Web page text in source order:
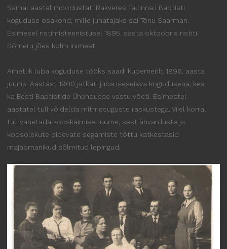
Samal aastal moodustati Rakveres Tallinna I Baptisti
koguduse osakond, mille juhatajaks sai Tõnu Saarman.
Esimesel ristimisteenistusel 1895. aasta oktoobris ristiti
Sõmeru jões kolm inimest.
Ametlik luba koguduse tööks saadi kubernerilt 1896. aasta
juunis. Aastast 1900 jätkati juba iseseisva kogudusena, kes
ka Eesti Baptistide Ühendusse vastu võeti. Esimestel
aastatel tuli võidelda mitmesuguste raskustega. Viiel korral
tuli vahetada kooskäimise ruume, sest ähvarduste ja
koosolekute pidevate segamiste tõttu katkestasid
majaomanikud sõlmitud lepingud.